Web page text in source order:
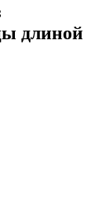
длиной